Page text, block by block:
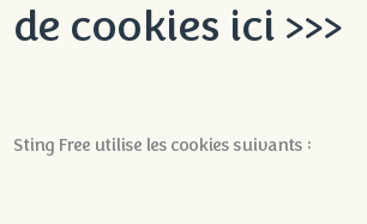
de cookies ici >>>
Sting Free utilise les cookies suivants :